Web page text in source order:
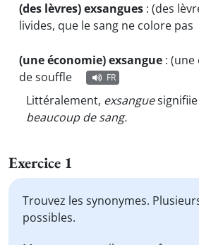
(des lèvres) exsangues : (des
livides, que le sang ne colore pas
(une économie) exsangue : (une
de souffle
FR
Littéralement, exsanguesignifiie
beaucoup de sang.
Exercice 1
Trouvez les synonymes.
possibles.